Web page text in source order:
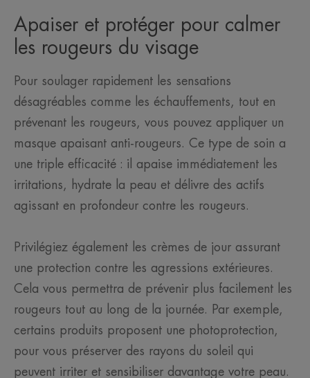
Apaiser et protéger pour calmer
les rougeurs du visage
Pour soulager rapidement les sensations
désagréables comme les échauffements, tout en
prévenant les rougeurs, vous pouvez appliquer un
masque apaisant anti-rougeurs. Ce type de soin a
une triple efficacité : il apaise immédiatement les
irritations, hydrate la peau et délivre des actifs
agissant en profondeur contre les rougeurs.
Privilégiez également les crèmes de jour assurant
une protection contre les agressions extérieures.
Cela vous permettra de prévenir plus facilement les
rougeurs tout au long de la journée. Par exemple,
certains produits proposent une photoprotection,
pour vous préserver des rayons du soleil qui
peuvent irriter et sensibiliser davantage votre peau.